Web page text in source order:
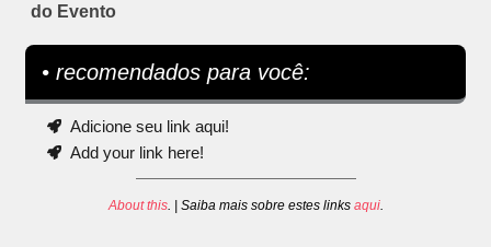
do Evento
• recomendados para você:
Adicione seu link aqui!
Add your link here!
About this. | Saiba mais sobre estes links aqui.